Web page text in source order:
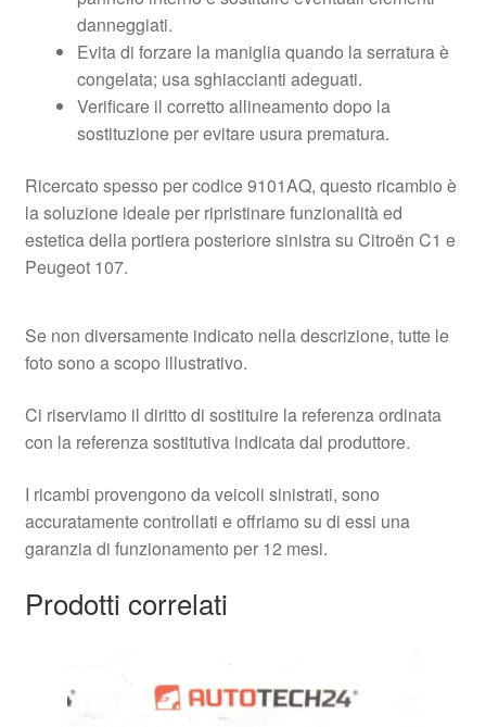
danneggiati.
Evita di forzare la maniglia quando la serratura è
congelata; usa sghiaccianti adeguati.
Verificare il corretto allineamento dopo la
sostituzione per evitare usura prematura.
Ricercato spesso per codice 9101AQ, questo ricambio è
la soluzione ideale per ripristinare funzionalità ed
estetica della portiera posteriore sinistra su Citroën C1 e
Peugeot 107.
Se non diversamente indicato nella descrizione, tutte le
foto sono a scopo illustrativo.
Ci riserviamo il diritto di sostituire la referenza ordinata
con la referenza sostitutiva indicata dal produttore.
I ricambi provengono da veicoli sinistrati, sono
accuratamente controllati e offriamo su di essi una
garanzia di funzionamento per 12 mesi.
Prodotti correlati